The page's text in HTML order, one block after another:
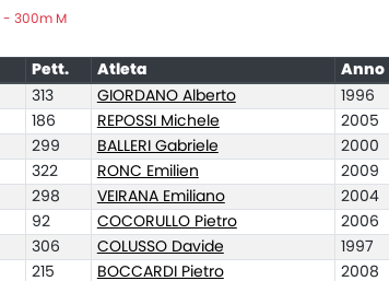
- 300m M
Pett. Atleta Anno
313 GIORDANO Alberto 1996
186 REPOSSI Michele 2005
299 BALLERI Gabriele 2000
322 RONC Emilien 2009
298 VEIRANA Emiliano 2004
92 COCORULLO Pietro 2006
306 COLUSSO Davide 1997
215 BOCCARDI Pietro 2008